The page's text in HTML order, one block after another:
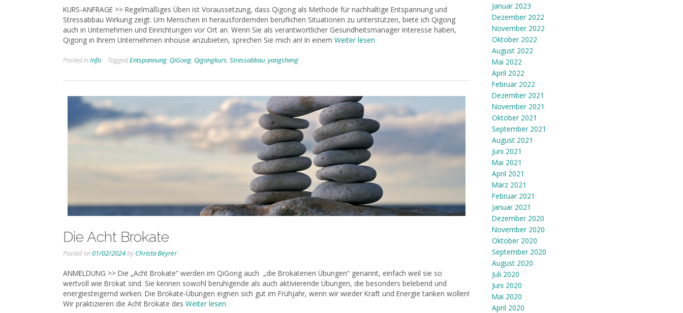
KURS-ANFRAGE >> Regelmäßiges Üben ist Voraussetzung, dass Qigong als Methode für nachhaltige Entspannung und
Stressabbau Wirkung zeigt. Um Menschen in herausfordernden beruflichen Situationen zu unterstützen, biete ich Qigong
auch in Unternehmen und Einrichtungen vor Ort an. Wenn Sie als verantwortlicher Gesundheitsmanager Interesse haben,
Qigong in Ihrem Unternehmen inhouse anzubieten, sprechen Sie mich an! In einem Weiter lesen
Posted inInfo TaggedEntspannung, QiGong, Qigongkurs, Stressabbau, yangsheng
Die Acht Brokate
Posted on01/02/2024by Christa Beyrer
ANMELDUNG >> Die „Acht Brokate“ werden im QiGong auch „die Brokatenen Übungen“ genannt, einfach weil sie so
wertvoll wie Brokat sind. Sie kennen sowohl beruhigende als auch aktivierende Übungen, die besonders belebend und
energiesteigernd wirken. Die Brokate-Übungen eignen sich gut im Frühjahr, wenn wir wieder Kraft und Energie tanken wollen!
Wir praktizieren die Acht Brokate des Weiter lesen
Januar 2023
Dezember 2022
November 2022
Oktober 2022
August 2022
Mai 2022
April 2022
Februar 2022
Dezember 2021
November 2021
Oktober 2021
September 2021
August 2021
Juni 2021
Mai 2021
April 2021
März 2021
Februar 2021
Januar 2021
Dezember 2020
November 2020
Oktober 2020
September 2020
August 2020
Juli 2020
Juni 2020
Mai 2020
April 2020